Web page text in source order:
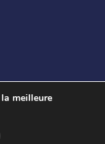
meilleure